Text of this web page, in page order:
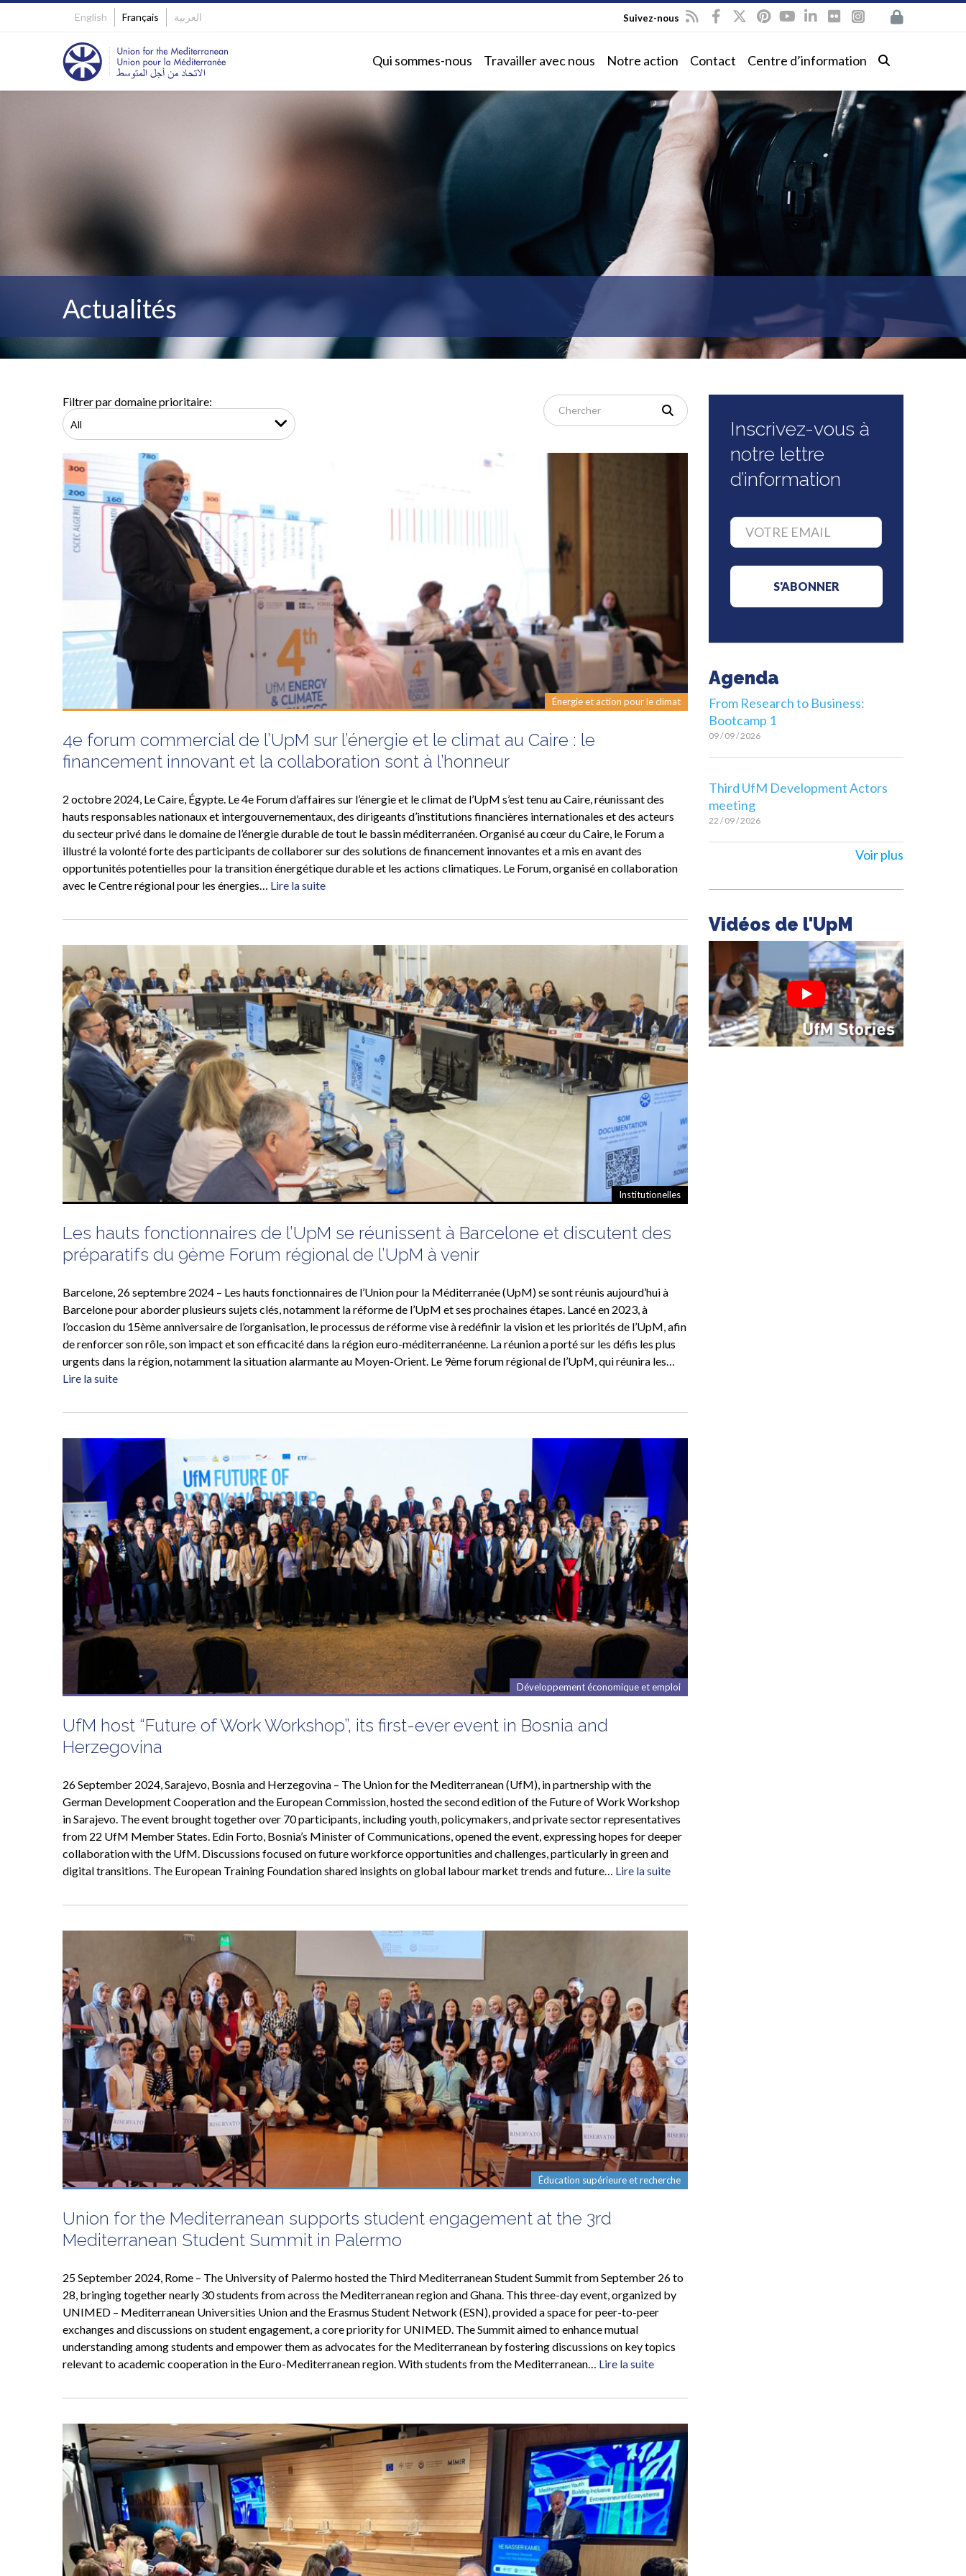
English Français العربية Suivez-nous
Qui sommes-nous Travailler avec nous Notre action Contact Centre d’information
Actualités
Filtrer par domaine prioritaire:
Énergie et action pour le climat
4e forum commercial de l’UpM sur l’énergie et le climat au Caire : le
financement innovant et la collaboration sont à l’honneur
2 octobre 2024, Le Caire, Égypte. Le 4e Forum d’affaires sur l’énergie et le climat de l’UpM s’est tenu au Caire, réunissant des
hauts responsables nationaux et intergouvernementaux, des dirigeants d’institutions financières internationales et des acteurs
du secteur privé dans le domaine de l’énergie durable de tout le bassin méditerranéen. Organisé au cœur du Caire, le Forum a
illustré la volonté forte des participants de collaborer sur des solutions de financement innovantes et a mis en avant des
opportunités potentielles pour la transition énergétique durable et les actions climatiques. Le Forum, organisé en collaboration
avec le Centre régional pour les énergies… Lire la suite
Institutionelles
Les hauts fonctionnaires de l’UpM se réunissent à Barcelone et discutent des
préparatifs du 9ème Forum régional de l’UpM à venir
Barcelone, 26 septembre 2024 – Les hauts fonctionnaires de l’Union pour la Méditerranée (UpM) se sont réunis aujourd’hui à
Barcelone pour aborder plusieurs sujets clés, notamment la réforme de l’UpM et ses prochaines étapes. Lancé en 2023, à
l’occasion du 15ème anniversaire de l’organisation, le processus de réforme vise à redéfinir la vision et les priorités de l’UpM, afin
de renforcer son rôle, son impact et son efficacité dans la région euro-méditerranéenne. La réunion a porté sur les défis les plus
urgents dans la région, notamment la situation alarmante au Moyen-Orient. Le 9ème forum régional de l’UpM, qui réunira les…
Lire la suite
Développement économique et emploi
UfM host “Future of Work Workshop”, its first-ever event in Bosnia and
Herzegovina
26 September 2024, Sarajevo, Bosnia and Herzegovina – The Union for the Mediterranean (UfM), in partnership with the
German Development Cooperation and the European Commission, hosted the second edition of the Future of Work Workshop
in Sarajevo. The event brought together over 70 participants, including youth, policymakers, and private sector representatives
from 22 UfM Member States. Edin Forto, Bosnia’s Minister of Communications, opened the event, expressing hopes for deeper
collaboration with the UfM. Discussions focused on future workforce opportunities and challenges, particularly in green and
digital transitions. The European Training Foundation shared insights on global labour market trends and future… Lire la suite
Éducation supérieure et recherche
Union for the Mediterranean supports student engagement at the 3rd
Mediterranean Student Summit in Palermo
25 September 2024, Rome – The University of Palermo hosted the Third Mediterranean Student Summit from September 26 to
28, bringing together nearly 30 students from across the Mediterranean region and Ghana. This three-day event, organized by
UNIMED – Mediterranean Universities Union and the Erasmus Student Network (ESN), provided a space for peer-to-peer
exchanges and discussions on student engagement, a core priority for UNIMED. The Summit aimed to enhance mutual
understanding among students and empower them as advocates for the Mediterranean by fostering discussions on key topics
relevant to academic cooperation in the Euro-Mediterranean region. With students from the Mediterranean… Lire la suite
Inscrivez-vous à
notre lettre
d’information
Agenda
From Research to Business:
Bootcamp 1
09 / 09 / 2026
Third UfM Development Actors
meeting
22 / 09 / 2026
Voir plus
Vidéos de l'UpM